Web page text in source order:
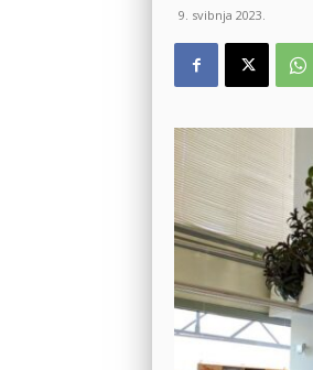
9. svibnja 2023.